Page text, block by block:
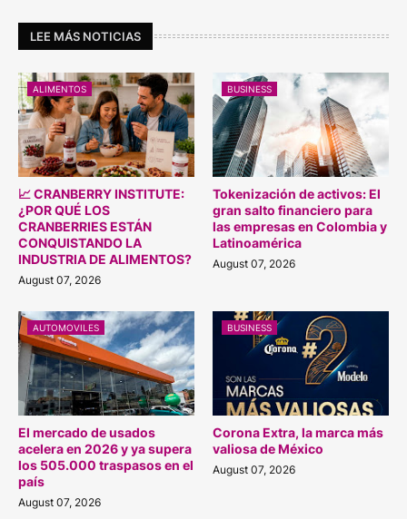
LEE MÁS NOTICIAS
ALIMENTOS
📈 CRANBERRY INSTITUTE:
¿POR QUÉ LOS
CRANBERRIES ESTÁN
CONQUISTANDO LA
INDUSTRIA DE ALIMENTOS?
August 07, 2026
BUSINESS
Tokenización de activos: El
gran salto financiero para
las empresas en Colombia y
Latinoamérica
August 07, 2026
AUTOMOVILES
El mercado de usados
acelera en 2026 y ya supera
los 505.000 traspasos en el
país
August 07, 2026
BUSINESS
Corona Extra, la marca más
valiosa de México
August 07, 2026